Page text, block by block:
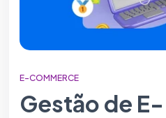
E-COMMERCE
Gestão de E-